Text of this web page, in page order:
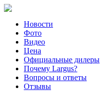
Новости
Фото
Видео
Цена
Официальные дилеры
Почему Largus?
Вопросы и ответы
Отзывы